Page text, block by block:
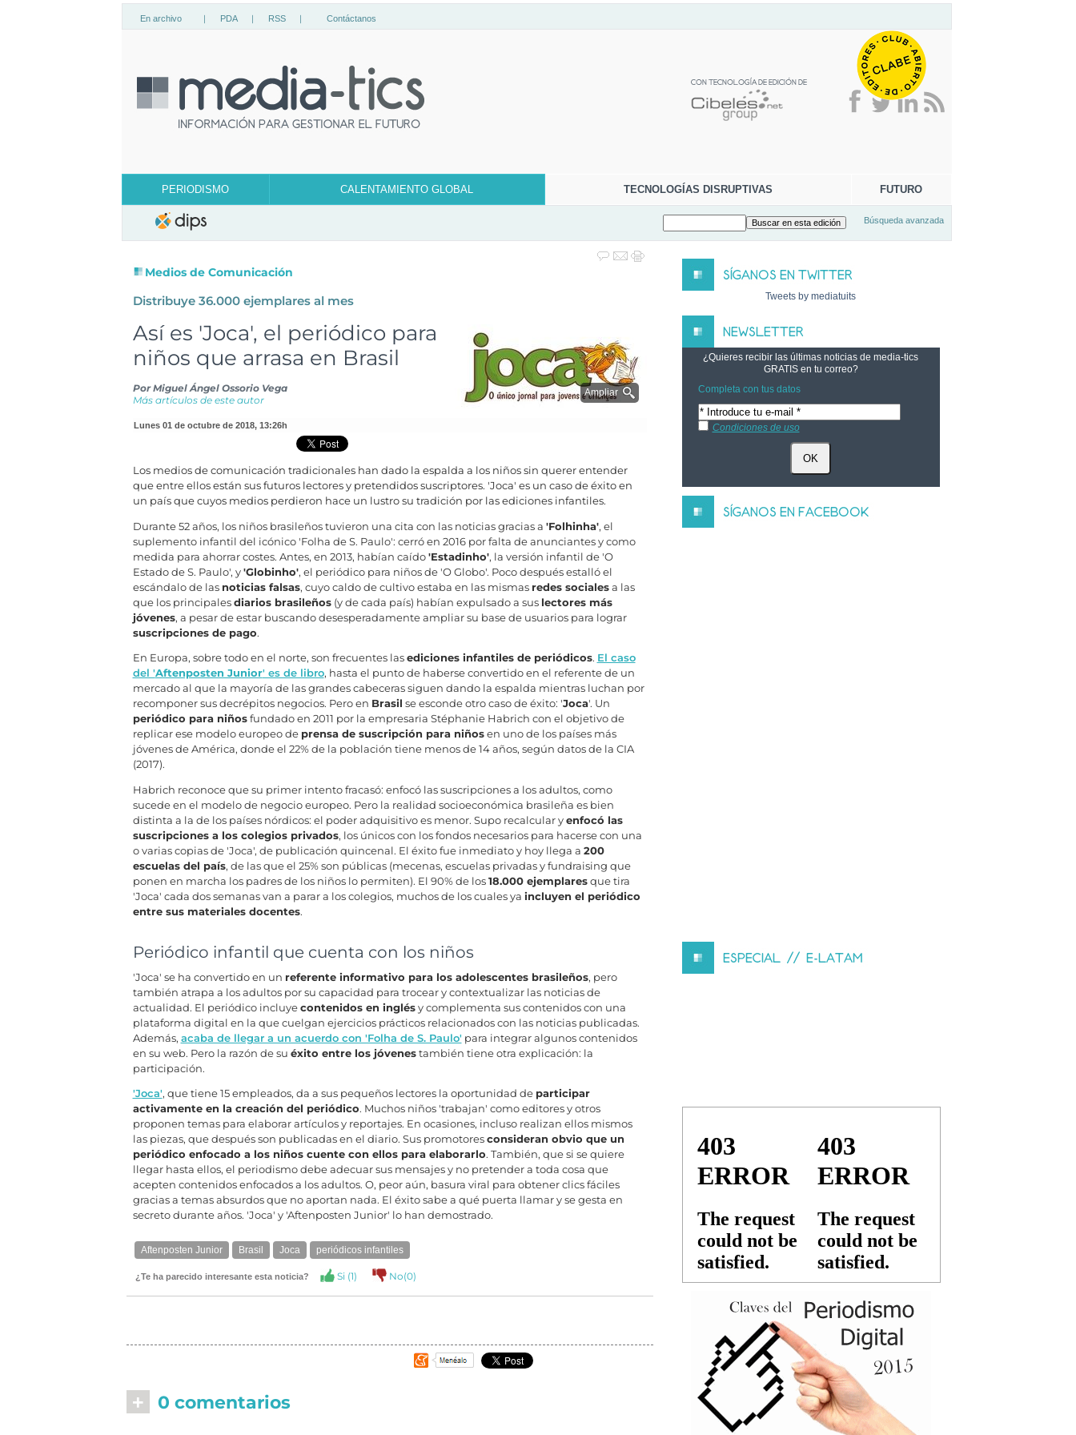
En archivo | PDA | RSS | Contáctanos
PERIODISMO CALENTAMIENTO GLOBAL TECNOLOGÍAS DISRUPTIVAS FUTURO
Búsqueda avanzada
Medios de Comunicación
Distribuye 36.000 ejemplares al mes
Ampliar
Así es 'Joca', el periódico para
niños que arrasa en Brasil
PorMiguel Ángel Ossorio Vega
Más artículos de este autor
lunes 01 de octubre de 2018, 13:26h
Los medios de comunicación tradicionales han dado la espalda a los niños sin querer entender
que entre ellos están sus futuros lectores y pretendidos suscriptores. 'Joca' es un caso de éxito en
un país que cuyos medios perdieron hace un lustro su tradición por las ediciones infantiles.
Durante 52 años, los niños brasileños tuvieron una cita con las noticias gracias a 'Folhinha', el
suplemento infantil del icónico 'Folha de S. Paulo': cerró en 2016 por falta de anunciantes y como
medida para ahorrar costes. Antes, en 2013, habían caído 'Estadinho', la versión infantil de 'O
Estado de S. Paulo', y 'Globinho', el periódico para niños de 'O Globo'. Poco después estalló el
escándalo de las noticias falsas, cuyo caldo de cultivo estaba en las mismas redes socialesa las
que los principales diarios brasileños(y de cada país) habían expulsado a sus lectores más
jóvenes, a pesar de estar buscando desesperadamente ampliar su base de usuarios para lograr
suscripciones de pago.
En Europa, sobre todo en el norte, son frecuentes las ediciones infantiles de periódicos. El caso
del 'Aftenposten Junior' es de libro, hasta el punto de haberse convertido en el referente de un
mercado al que la mayoría de las grandes cabeceras siguen dando la espalda mientras luchan por
recomponer sus decrépitos negocios. Pero en Brasil se esconde otro caso de éxito: 'Joca'. Un
periódico para niñosfundado en 2011 por la empresaria Stéphanie Habrich con el objetivo de
replicar ese modelo europeo de prensa de suscripción para niñosen uno de los países más
jóvenes de América, donde el 22% de la población tiene menos de 14 años, según datos de la CIA
(2017).
Habrich reconoce que su primer intento fracasó: enfocó las suscripciones a los adultos, como
sucede en el modelo de negocio europeo. Pero la realidad socioeconómica brasileña es bien
distinta a la de los países nórdicos: el poder adquisitivo es menor. Supo recalcular y enfocó las
suscripciones a los colegios privados, los únicos con los fondos necesarios para hacerse con una
o varias copias de 'Joca', de publicación quincenal. El éxito fue inmediato y hoy llega a 200
escuelas del país, de las que el 25% son públicas (mecenas, escuelas privadas y fundraising que
ponen en marcha los padres de los niños lo permiten). El 90% de los 18.000 ejemplaresque tira
'Joca' cada dos semanas van a parar a los colegios, muchos de los cuales ya incluyen el periódico
entre sus materiales docentes.
Periódico infantil que cuenta con los niños
'Joca' se ha convertido en un referente informativo para los adolescentes brasileños, pero
también atrapa a los adultos por su capacidad para trocear y contextualizar las noticias de
actualidad. El periódico incluye contenidos en inglésy complementa sus contenidos con una
plataforma digital en la que cuelgan ejercicios prácticos relacionados con las noticias publicadas.
Además, acaba de llegar a un acuerdo con 'Folha de S. Paulo' para integrar algunos contenidos
en su web. Pero la razón de su éxito entre los jóvenestambién tiene otra explicación: la
participación.
'Joca', que tiene 15 empleados, da a sus pequeños lectores la oportunidad de participar
activamente en la creación del periódico. Muchos niños 'trabajan' como editores y otros
proponen temas para elaborar artículos y reportajes. En ocasiones, incluso realizan ellos mismos
las piezas, que después son publicadas en el diario. Sus promotores consideran obvio que un
periódico enfocado a los niños cuente con ellos para elaborarlo. También, que si se quiere
llegar hasta ellos, el periodismo debe adecuar sus mensajes y no pretender a toda cosa que
acepten contenidos enfocados a los adultos. O, peor aún, basura viral para obtener clics fáciles
gracias a temas absurdos que no aportan nada. El éxito sabe a qué puerta llamar y se gesta en
secreto durante años. 'Joca' y 'Aftenposten Junior' lo han demostrado.
Aftenposten Junior Brasil Joca periódicos infantiles
¿Te ha parecido interesante esta noticia? Si (1) No(0)
+ 0 comentarios
Tweets by mediatuits
¿Quieres recibir las últimas noticias de media-tics
GRATISen tu correo?
Completa con tus datos
Condiciones de uso